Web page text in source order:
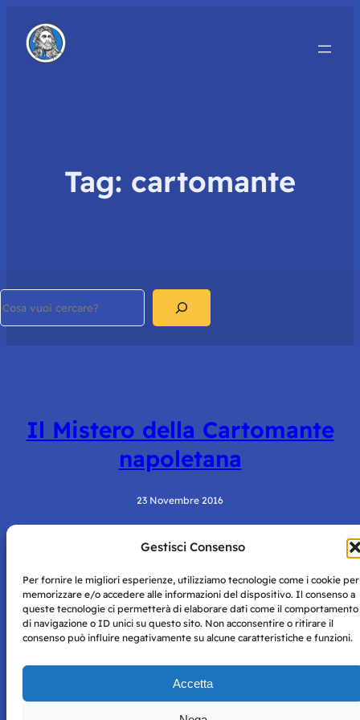
Gestisci Consenso
Per fornire le migliori esperienze, utilizziamo tecnologie come i cookie per
memorizzare e/o accedere alle informazioni del dispositivo. Il consenso a
queste tecnologie ci permetterà di elaborare dati come il comportamento
di navigazione o ID unici su questo sito. Non acconsentire o ritirare il
consenso può influire negativamente su alcune caratteristiche e funzioni.
Accetta
Tag: cartomante
Il Mistero della Cartomante
napoletana
23 Novembre 2016
Napoli con autorizzazione numero 38 del 25/9/2019.
Tutte le immagini e i contenuti su questo sito sono forniti